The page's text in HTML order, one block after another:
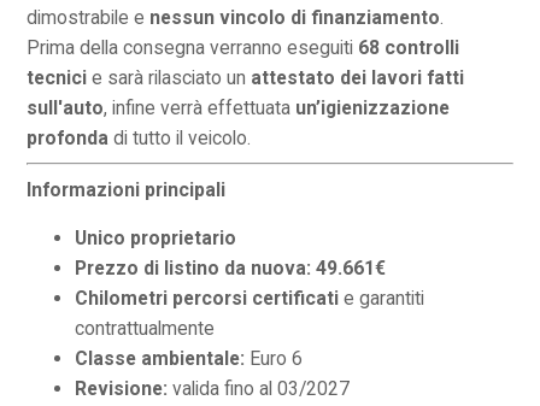
dimostrabile e nessun vincolo di finanziamento
Prima della consegna verranno eseguiti 68 controlli
tecnici e sarà rilasciato un attestato dei lavori fatti
sull'auto, infine verrà effettuata un’igienizzazione
profonda di tutto il veicolo.
Informazioni principali
Unico proprietario
Prezzo di listino da nuova: 49.661€
Chilometri percorsi certificatie garantiti
contrattualmente
Classe ambientale: Euro 6
Revisione:valida fino al 03/2027